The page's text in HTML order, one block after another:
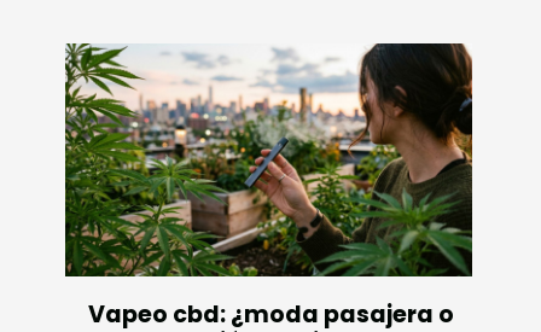
Vapeo cbd: ¿moda pasajera o